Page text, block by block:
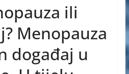
er
ili
Menopauza
događaj u